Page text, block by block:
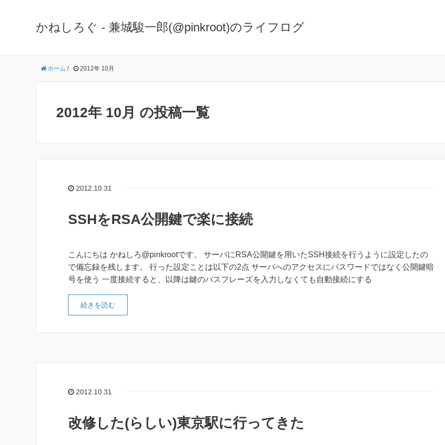
かねしろぐ - 兼城駿一郎(@pinkroot)のライフログ
ホーム / 2012年 10月
2012年 10月 の投稿一覧
2012.10.31
SSHをRSA公開鍵で楽に接続
こんにちは かねしろ@pinkrootです。 サーバにRSA公開鍵を用いたSSH接続を行うように設定したの
で備忘録を残します。 行った設定ことは以下の2点 サーバへのアクセスにパスワードではなく公開鍵暗
号を使う 一度接続すると、以降は鍵のパスフレーズを入力しなくても自動接続にする
続きを読む
2012.10.31
改修した(らしい)東京駅に行ってきた